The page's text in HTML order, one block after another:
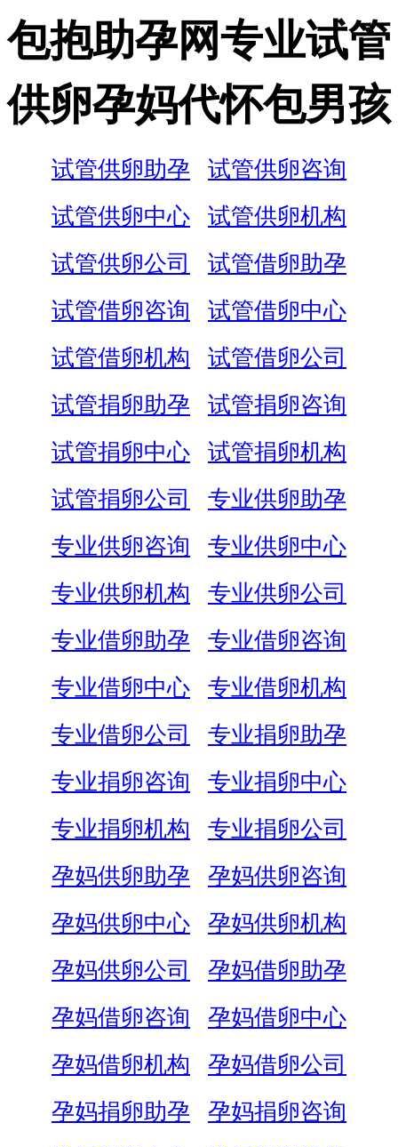
包抱助孕网专业试管
供卵孕妈代怀包男孩
试管供卵助孕
试管供卵咨询
试管供卵中心
试管供卵机构
试管供卵公司
试管借卵助孕
试管借卵咨询
试管借卵中心
试管借卵机构
试管借卵公司
试管捐卵助孕
试管捐卵咨询
试管捐卵中心
试管捐卵机构
试管捐卵公司
专业供卵助孕
专业供卵咨询
专业供卵中心
专业供卵机构
专业供卵公司
专业借卵助孕
专业借卵咨询
专业借卵中心
专业借卵机构
专业借卵公司
专业捐卵助孕
专业捐卵咨询
专业捐卵中心
专业捐卵机构
专业捐卵公司
孕妈供卵助孕
孕妈供卵咨询
孕妈供卵中心
孕妈供卵机构
孕妈供卵公司
孕妈借卵助孕
孕妈借卵咨询
孕妈借卵中心
孕妈借卵机构
孕妈借卵公司
孕妈捐卵助孕
孕妈捐卵咨询